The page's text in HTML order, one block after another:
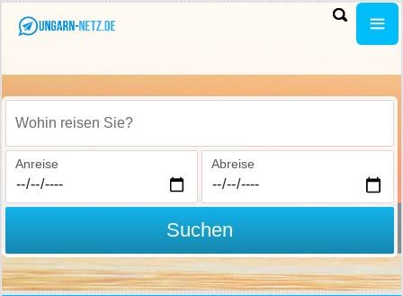
Wohin reisen Sie?
Anreise Abreise
Suchen